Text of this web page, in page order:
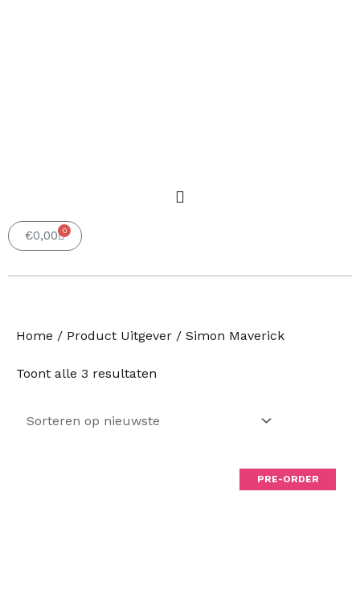
€0,00 0
Winkelwagen
Home / Product Uitgever / Simon Maverick
Toont alle 3 resultaten
nieuwste
PRE-ORDER